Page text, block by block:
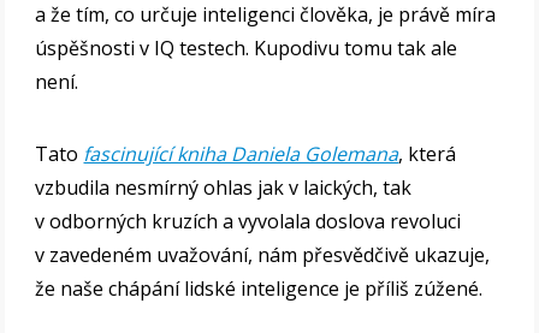
a že tím, co určuje inteligenci člověka, je právě míra
úspěšnosti v IQ testech. Kupodivu tomu tak ale
není.
Tato fascinující kniha Daniela Golemana, která
vzbudila nesmírný ohlas jak v laických, tak
v odborných kruzích a vyvolala doslova revoluci
v zavedeném uvažování, nám přesvědčivě ukazuje,
že naše chápání lidské inteligence je příliš zúžené.